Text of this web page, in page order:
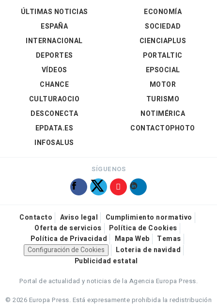
ÚLTIMAS NOTICIAS
ESPAÑA
INTERNACIONAL
DEPORTES
VÍDEOS
ECONOMÍA
SOCIEDAD
CIENCIAPLUS
PORTALTIC
EPSOCIAL
CHANCE
CULTURAOCIO
DESCONECTA
EPDATA.ES
INFOSALUS
MOTOR
TURISMO
NOTIMÉRICA
CONTACTOPHOTO
SÍGUENOS
Contacto Aviso legal
Cumplimiento normativo
Oferta de servicios
Política de Cookies
Política de Privacidad
Mapa Web
Temas
Configuración de Cookies
Loteria de navidad
Publicidad estatal
Portal de actualidad y noticias de la Agencia Europa Press.
© 2026 Europa Press. Está expresamente prohibida la redistribución